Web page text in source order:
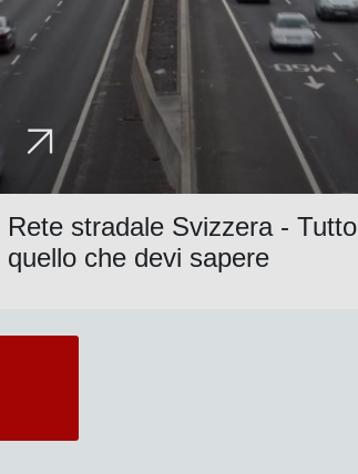
Rete stradale Svizzera - Tutto
quello che devi sapere